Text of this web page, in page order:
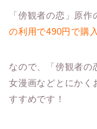
「傍観者の恋」原
の利用で490円で購
なので、「傍観者の
女漫画などとにか
すすめです！